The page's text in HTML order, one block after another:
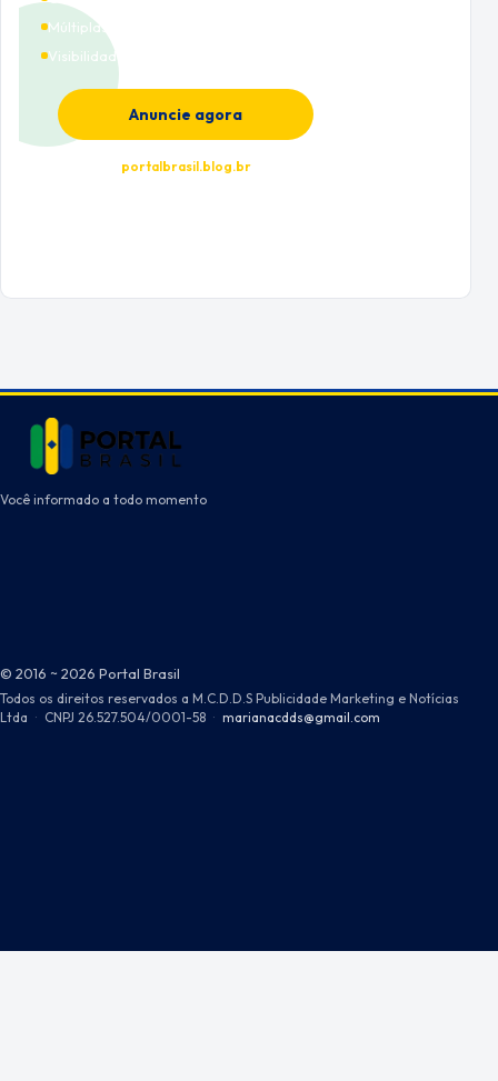
Múltiplas categorias
Visibilidade premium
Anuncie agora
portalbrasil.blog.br
Você informado a todo momento
© 2016 ~ 2026 Portal Brasil
Todos os direitos reservados a M.C.D.D.S Publicidade Marketing e Notícias
Ltda · CNPJ 26.527.504/0001-58 · marianacdds@gmail.com